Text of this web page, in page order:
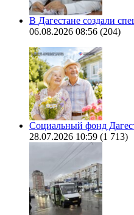
В Дагестане создали
06.08.2026 08:56 (204)
Социальный фонд
28.07.2026 10:59 (1 713)